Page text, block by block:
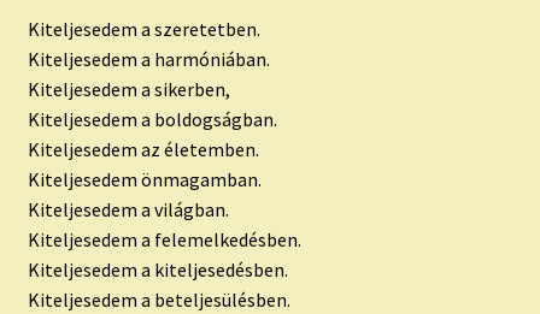
Kiteljesedem a szeretetben.
Kiteljesedem a harmóniában.
Kiteljesedem a sikerben,
Kiteljesedem a boldogságban.
Kiteljesedem az életemben.
Kiteljesedem önmagamban.
Kiteljesedem a világban.
Kiteljesedem a felemelkedésben.
Kiteljesedem a kiteljesedésben.
Kiteljesedem a beteljesülésben.